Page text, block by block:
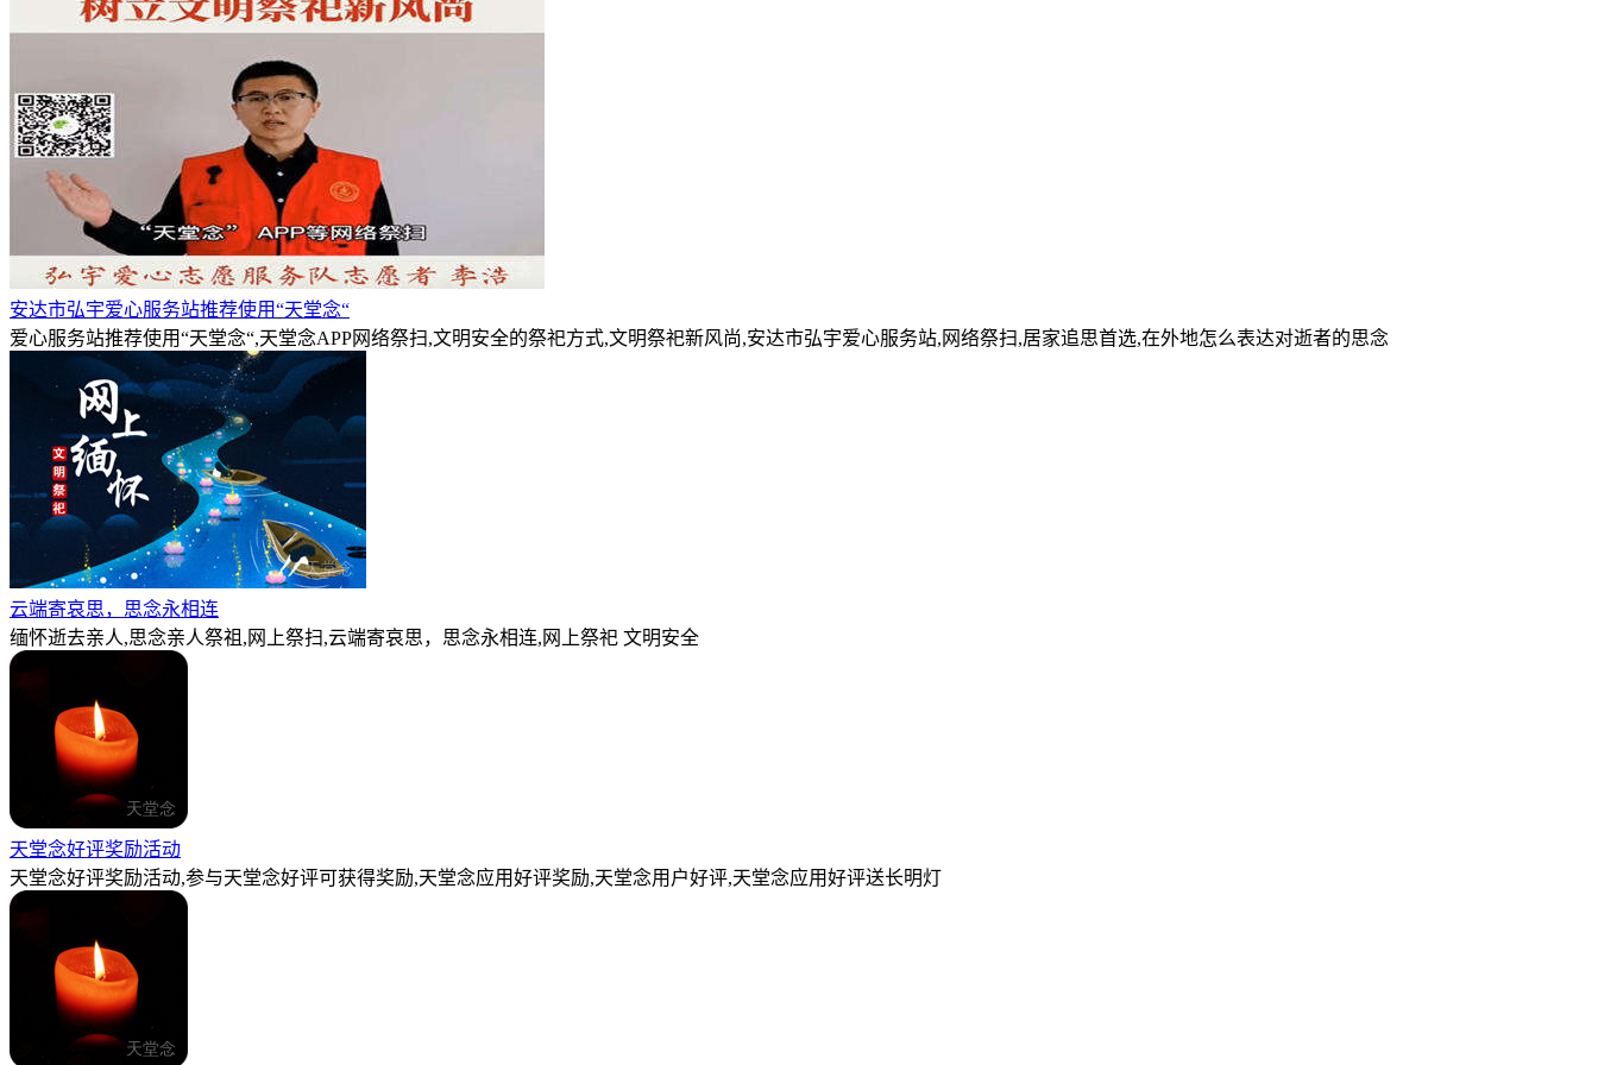
安达市弘宇爱心服务站推荐使用“天堂念“
爱心服务站推荐使用“天堂念“,天堂念APP网络祭扫,文明安全的祭祀方式,文明祭祀新风尚,安达市弘宇爱心服务站,网络祭扫,居家追思首选,在外地怎么表达对逝者的思念
云端寄哀思，思念永相连
缅怀逝去亲人,思念亲人祭祖,网上祭扫,云端寄哀思，思念永相连,网上祭祀 文明安全
天堂念好评奖励活动
天堂念好评奖励活动,参与天堂念好评可获得奖励,天堂念应用好评奖励,天堂念用户好评,天堂念应用好评送长明灯